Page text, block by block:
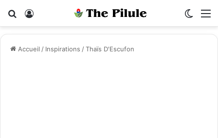
Rechercher
Accueil / Inspirations /Thaïs D'Escufon